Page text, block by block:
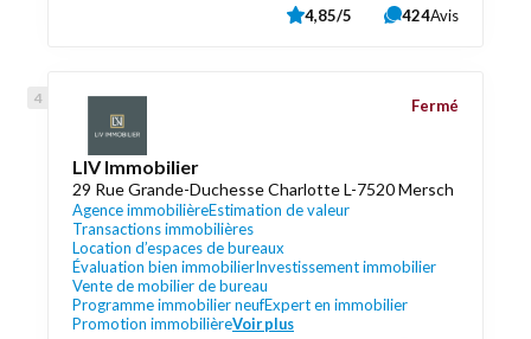
4,85/5 424Avis
LIV Immobilier
29 Rue Grande-Duchesse Charlotte L-7520 Mersch
Agence immobilièreEstimation de valeur
Transactions immobilières
Location d’espaces de bureaux
Évaluation bien immobilierInvestissement immobilier
Vente de mobilier de bureau
Programme immobilier neufExpert en immobilier
Promotion immobilièreVoir plus
Fermé